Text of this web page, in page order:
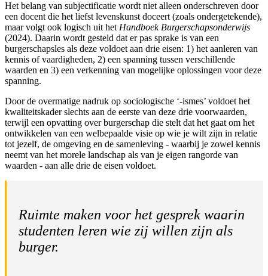
Het belang van subjectificatie wordt niet alleen onderschreven door
een docent die het liefst levenskunst doceert (zoals ondergetekende),
maar volgt ook logisch uit hetHandboek Burgerschapsonderwijs
(2024). Daarin wordt gesteld dat er pas sprake is van een
burgerschapsles als deze voldoet aan drie eisen: 1) het aanleren van
kennis of vaardigheden, 2) een spanning tussen verschillende
waarden en 3) een verkenning van mogelijke oplossingen voor deze
spanning.
Door de overmatige nadruk op sociologische ‘-ismes’ voldoet het
kwaliteitskader slechts aan de eerste van deze drie voorwaarden,
terwijl een opvatting over burgerschap die stelt dat het gaat om het
ontwikkelen van een welbepaalde visie op wie je wilt zijn in relatie
tot jezelf, de omgeving en de samenleving - waarbij je zowel kennis
neemt van het morele landschap als van je eigen rangorde van
waarden - aan alle drie de eisen voldoet.
Ruimte maken voor het gesprek waarin
studenten leren wie zij willen zijn als
burger.